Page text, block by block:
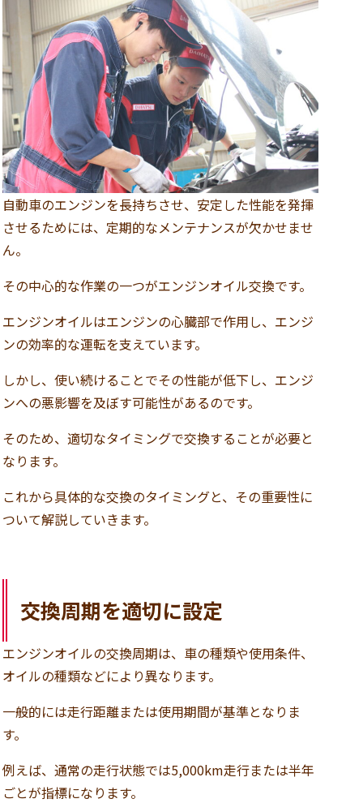
自動車のエンジンを長持ちさせ、安定した性能を発揮
させるためには、定期的なメンテナンスが欠かせませ
ん。
その中心的な作業の一つがエンジンオイル交換です。
エンジンオイルはエンジンの心臓部で作用し、エンジ
ンの効率的な運転を支えています。
しかし、使い続けることでその性能が低下し、エンジ
ンへの悪影響を及ぼす可能性があるのです。
そのため、適切なタイミングで交換することが必要と
なります。
これから具体的な交換のタイミングと、その重要性に
ついて解説していきます。
交換周期を適切に設定
エンジンオイルの交換周期は、車の種類や使用条件、
オイルの種類などにより異なります。
一般的には走行距離または使用期間が基準となりま
す。
例えば、通常の走行状態では5,000km走行または半年
ごとが指標になります。